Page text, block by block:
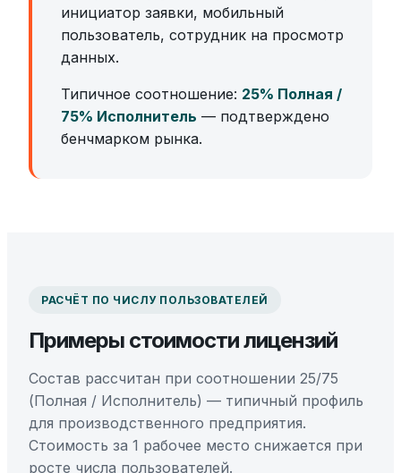
инициатор заявки, мобильный
пользователь, сотрудник на просмотр
данных.
Типичное соотношение: 25% Полная /
75% Исполнитель — подтверждено
бенчмарком рынка.
РАСЧЁТ ПО ЧИСЛУ ПОЛЬЗОВАТЕЛЕЙ
Примеры стоимости лицензий
Состав рассчитан при соотношении 25/75
(Полная / Исполнитель) — типичный профиль
для производственного предприятия.
Стоимость за 1 рабочее место снижается при
росте числа пользователей.